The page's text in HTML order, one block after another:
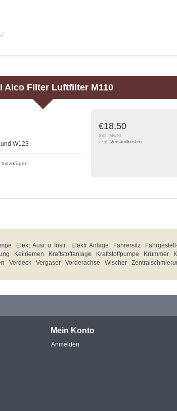
Alco Filter Luftfilter M110
W123
hinzufügen
€18,50
Inkl. MwSt.
zzgl. Versandkosten
Elekt. Ausr. u. Instr. Elektr. Anlage Fahrersitz
Keilriemen Kraftstoffanlage Kraftstoffpumpe Krümmer
Verdeck Vergaser Vorderachse Wischer
Mein Konto
Anmelden